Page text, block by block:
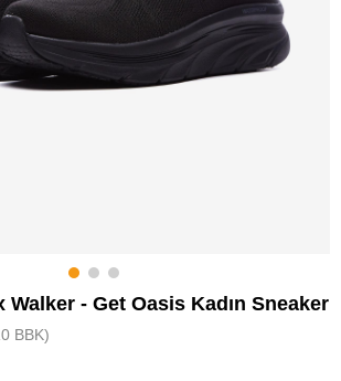
- Get Oasis Kadın Sneaker
BBK)